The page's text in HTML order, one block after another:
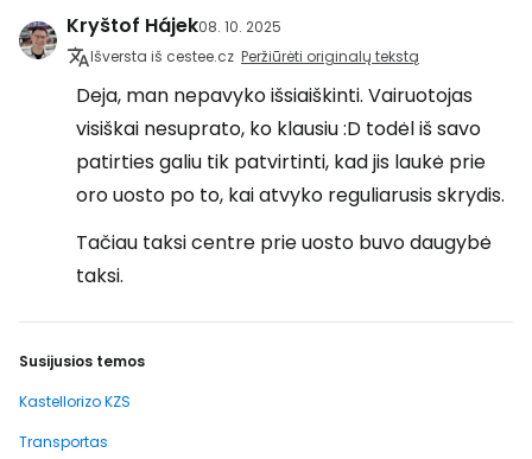
Kryštof Hájek08. 10. 2025
Išversta iš cestee.cz Peržiūrėti originalų tekstą
Deja, man nepavyko išsiaiškinti. Vairuotojas
visiškai nesuprato, ko klausiu :D todėl iš savo
patirties galiu tik patvirtinti, kad jis laukė prie
oro uosto po to, kai atvyko reguliarusis skrydis.
Tačiau taksi centre prie uosto buvo daugybė
taksi.
Susijusios temos
Kastellorizo KZS
Transportas